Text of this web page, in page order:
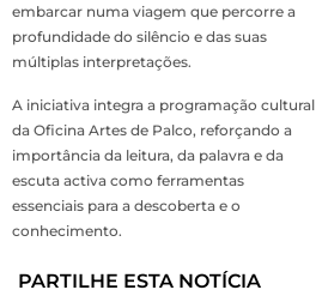
embarcar numa viagem que percorre a
profundidade do silêncio e das suas
múltiplas interpretações.
A iniciativa integra a programação cultural
da Oficina Artes de Palco, reforçando a
importância da leitura, da palavra e da
escuta activa como ferramentas
essenciais para a descoberta e o
conhecimento.
PARTILHE ESTA NOTÍCIA